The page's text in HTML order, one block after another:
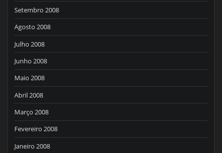
Setembro 2008
Agosto 2008
Julho 2008
Junho 2008
Maio 2008
Abril 2008
Março 2008
Fevereiro 2008
Janeiro 2008